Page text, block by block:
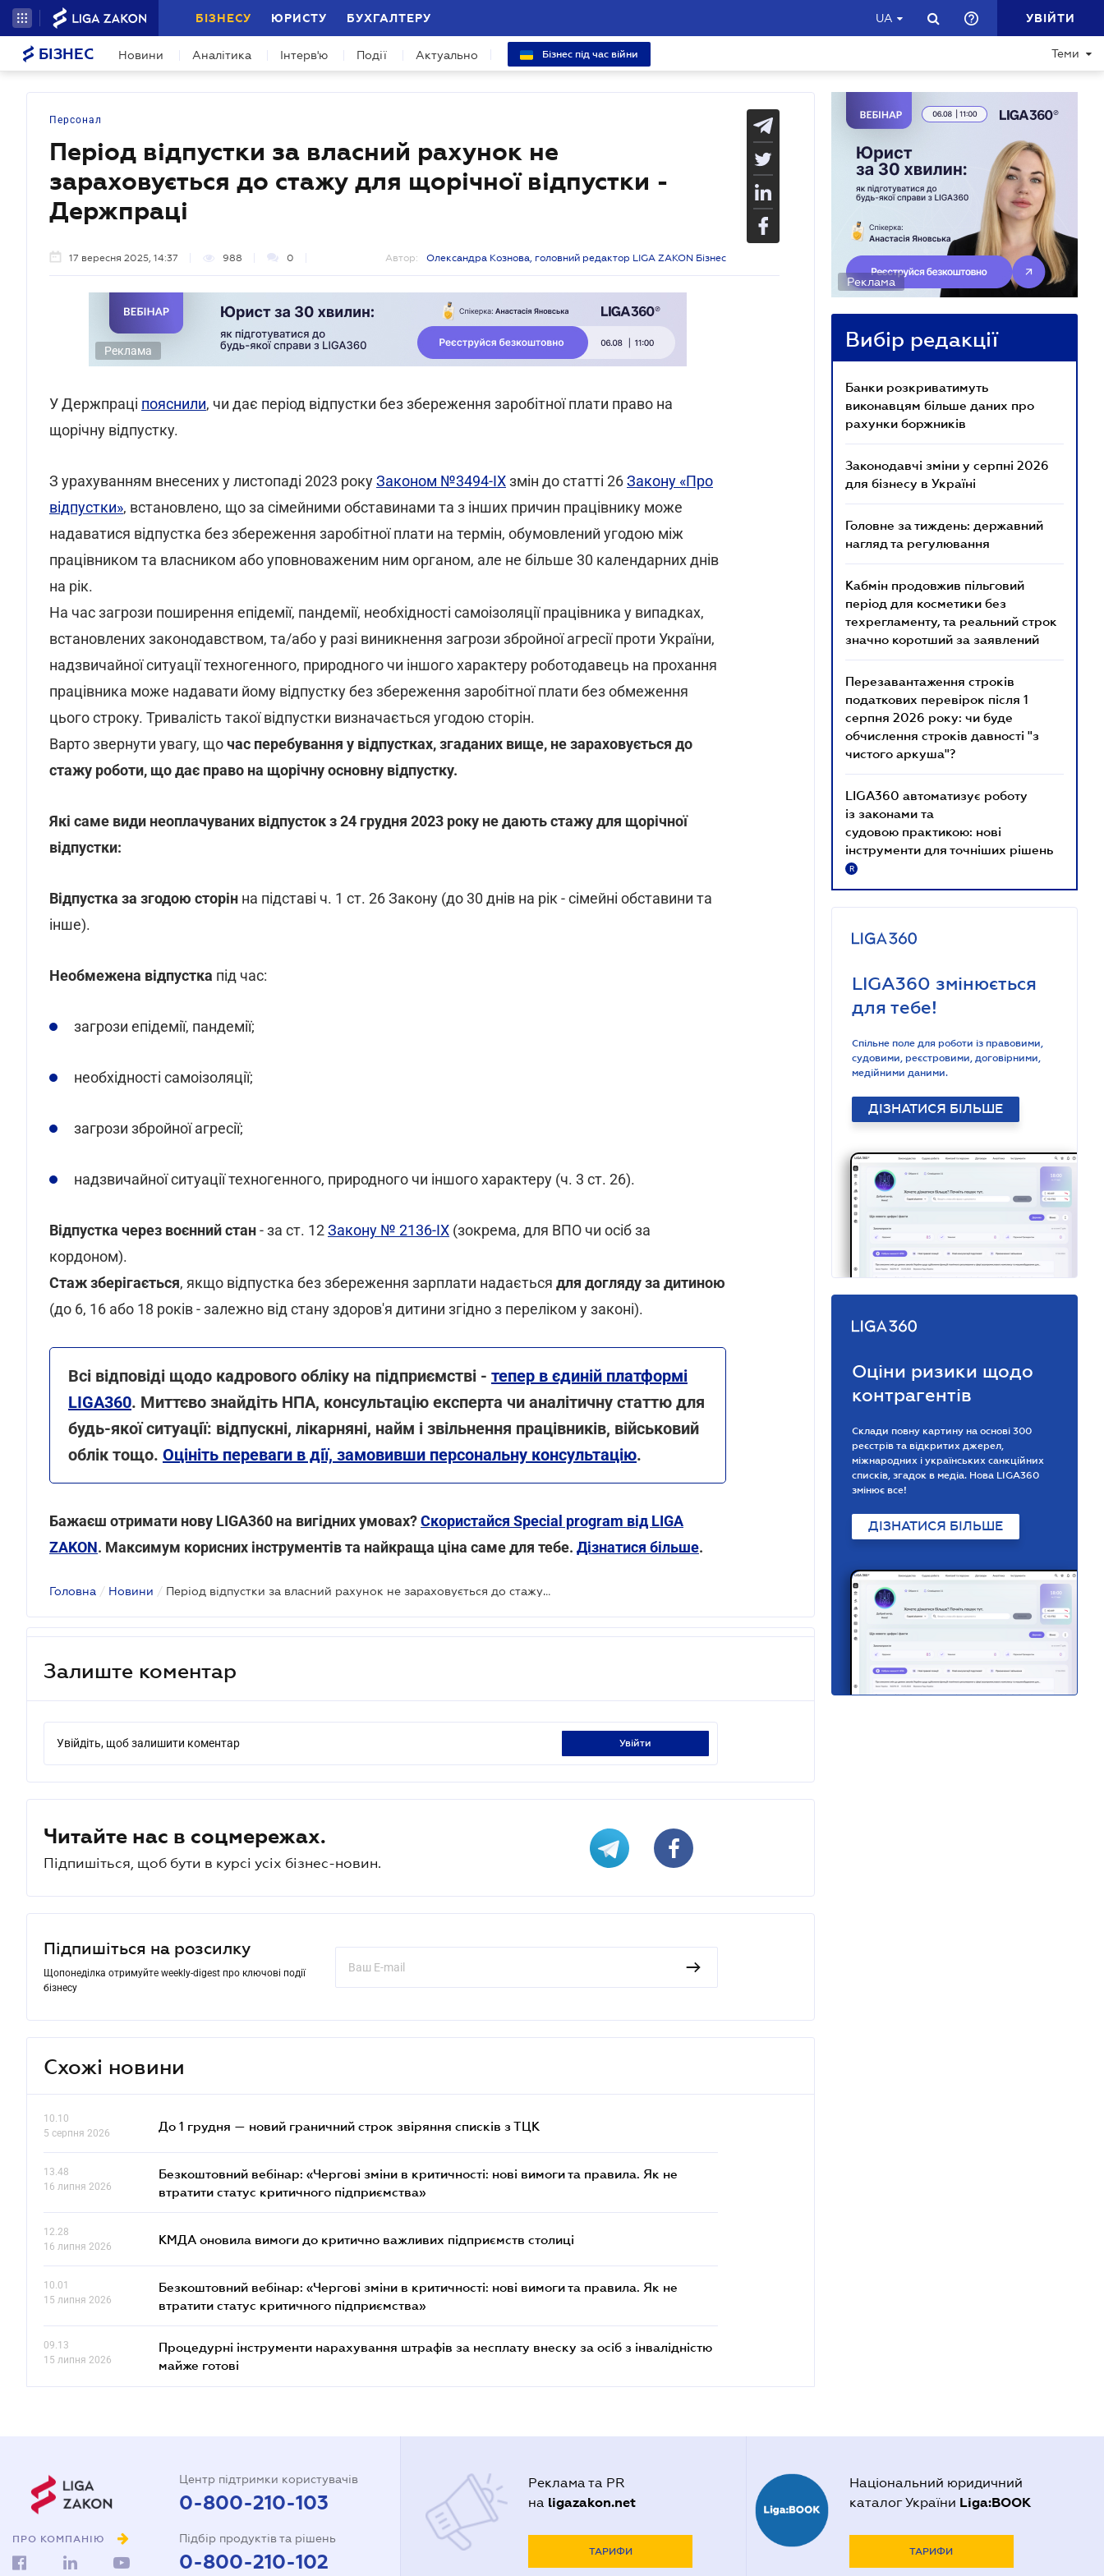
БІЗНЕСУ ЮРИСТУ БУХГАЛТЕРУ UA УВІЙТИ
БІЗНЕС Новини Аналітика Інтерв'ю Події Актуально Бізнес під час війни Теми
Персонал
Період відпустки за власний рахунок не
зараховується до стажу для щорічної відпустки -
Держпраці
17 вересня 2025, 14:37 988 0 Автор: Олександра Кознова, головний редактор LIGA ZAKON Бізнес
Реклама
У Держпраці пояснили, чи дає період відпустки без збереження заробітної плати право на
щорічну відпустку.
З урахуванням внесених у листопаді 2023 рокуЗаконом №3494-IXзмін до статті 26Закону «Про
відпустки», встановлено, що за сімейними обставинами та з інших причин працівнику може
надаватися відпустка без збереження заробітної плати на термін, обумовлений угодою між
працівником та власником або уповноваженим ним органом, але не більше 30 календарних днів
на рік.
На час загрози поширення епідемії, пандемії, необхідності самоізоляції працівника у випадках,
встановлених законодавством, та/або у разі виникнення загрози збройної агресії проти України,
надзвичайної ситуації техногенного, природного чи іншого характеру роботодавець на прохання
працівника може надавати йому відпустку без збереження заробітної плати без обмеження
цього строку. Тривалість такої відпустки визначається угодою сторін.
Варто звернути увагу, щочас перебування у відпустках, згаданих вище, не зараховується до
стажу роботи, що дає право на щорічну основну відпустку.
Які саме види неоплачуваних відпусток з 24 грудня 2023 року не дають стажу для щорічної
відпустки:
Відпустка за згодою сторін на підставі ч. 1 ст. 26 Закону (до 30 днів на рік - сімейні обставини та
інше).
Необмежена відпустка під час:
загрози епідемії, пандемії;
необхідності самоізоляції;
загрози збройної агресії;
надзвичайної ситуації техногенного, природного чи іншого характеру (ч. 3 ст. 26).
Відпустка через воєнний стан- за ст. 12Закону № 2136-IX (зокрема, для ВПО чи осіб за
кордоном).
Стаж зберігається, якщо відпустка без збереження зарплати надається для догляду за дитиною
(до 6, 16 або 18 років - залежно від стану здоров'я дитини згідно з переліком у законі).
Всі відповіді щодо кадрового обліку на підприємстві - тепер в єдиній платформі
LIGA360. Миттєво знайдіть НПА, консультацію експерта чи аналітичну статтю для
будь-якої ситуації: відпускні, лікарняні, найм і звільнення працівників, військовий
облік тощо. Оцініть переваги в дії, замовивши персональну консультацію.
Бажаєш отримати нову LIGA360 на вигідних умовах?Скористайся Special program від LIGA
ZAKON. Максимум корисних інструментів та найкраща ціна саме для тебе. Дізнатися більше.
Головна / Новини / Період відпустки за власний рахунок не зараховується до стажу для щорічної відпустки - Держпраці
Залиште коментар
Увійдіть, щоб залишити коментар увійти
Читайте нас в соцмережах.
Підпишіться, щоб бути в курсі усіх бізнес-новин.
Підпишіться на розсилку
Щопонеділка отримуйте weekly-digest про ключові події
бізнесу
Схожі новини
10.10
5 серпня 2026
До 1 грудня — новий граничний строк звіряння списків з ТЦК
13.48
16 липня 2026
Безкоштовний вебінар: «Чергові зміни в критичності: нові вимоги та правила. Як не
втратити статус критичного підприємства»
12.28
16 липня 2026
КМДА оновила вимоги до критично важливих підприємств столиці
10.01
15 липня 2026
Безкоштовний вебінар: «Чергові зміни в критичності: нові вимоги та правила. Як не
втратити статус критичного підприємства»
09.13
15 липня 2026
Процедурні інструменти нарахування штрафів за несплату внеску за осіб з інвалідністю
майже готові
Реклама
Вибір редакції
Банки розкриватимуть
виконавцям більше даних про
рахунки боржників
Законодавчі зміни у серпні 2026
для бізнесу в Україні
Головне за тиждень: державний
нагляд та регулювання
Кабмін продовжив пільговий
період для косметики без
техрегламенту, та реальний строк
значно коротший за заявлений
Перезавантаження строків
податкових перевірок після 1
серпня 2026 року: чи буде
обчислення строків давності "з
чистого аркуша"?
LIGA360 автоматизує роботу
із законами та
судовою практикою: нові
інструменти для точніших рішень
R
LIGA360 змінюється
для тебе!
Спільне поле для роботи із правовими,
судовими, реєстровими, договірними,
медійними даними.
ДІЗНАТИСЯ БІЛЬШЕ
Оціни ризики щодо
контрагентів
Склади повну картину на основі 300
реєстрів та відкритих джерел,
міжнародних і українських санкційних
списків, згадок в медіа. Нова LIGA360
змінює все!
ДІЗНАТИСЯ БІЛЬШЕ
ПРО КОМПАНІЮ
Центр підтримки користувачів
0-800-210-103
Підбір продуктів та рішень
0-800-210-102
Реклама та PR
на ligazakon.net
ТАРИФИ
Національний юридичний
каталог України Liga:BOOK
ТАРИФИ